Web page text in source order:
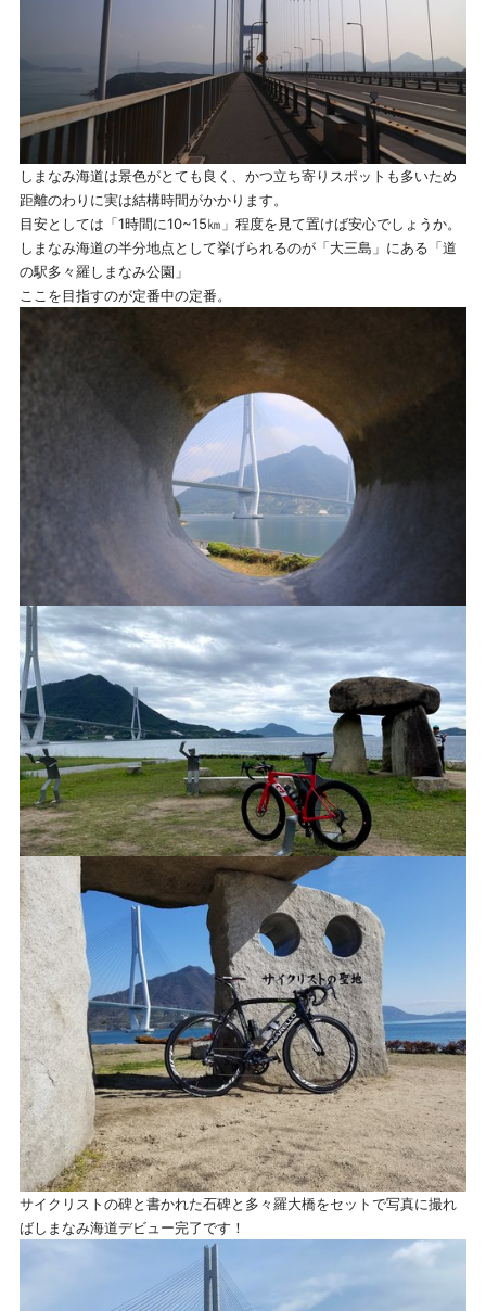
しまなみ海道は景色がとても良く、かつ立ち寄りスポットも多いため
距離のわりに実は結構時間がかかります。
目安としては「1時間に10~15㎞」程度を見て置けば安心でしょうか。
しまなみ海道の半分地点として挙げられるのが「大三島」にある「道
の駅多々羅しまなみ公園」
ここを目指すのが定番中の定番。
サイクリストの碑と書かれた石碑と多々羅大橋をセットで写真に撮れ
ばしまなみ海道デビュー完了です！